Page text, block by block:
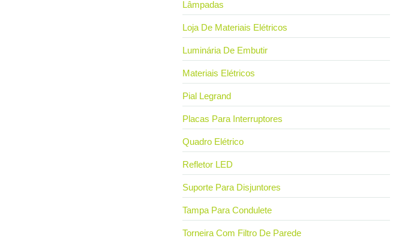
Lâmpadas
Loja De Materiais Elétricos
Luminária De Embutir
Materiais Elétricos
Pial Legrand
Placas Para Interruptores
Quadro Elétrico
Refletor LED
Suporte Para Disjuntores
Tampa Para Condulete
Torneira Com Filtro De Parede